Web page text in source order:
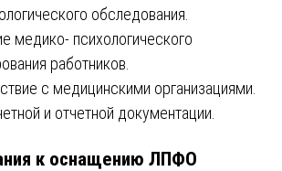
обследования.
медико- психологического
работников.
с медицинскими организациями.
и отчетной документации.
к оснащению ЛПФО